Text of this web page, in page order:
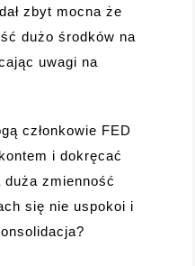
zbyt mocna że
dużo środków na
uwagi na
członkowie FED
i dokręcać
zmienność
się nie uspokoi i